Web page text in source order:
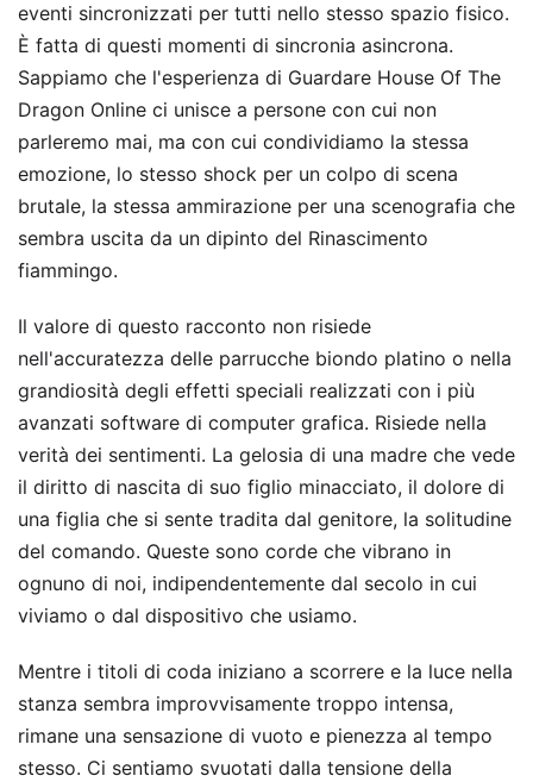
eventi sincronizzati per tutti nello stesso spazio fisico.
È fatta di questi momenti di sincronia asincrona.
Sappiamo che l'esperienza di Guardare House Of The
Dragon Online ci unisce a persone con cui non
parleremo mai, ma con cui condividiamo la stessa
emozione, lo stesso shock per un colpo di scena
brutale, la stessa ammirazione per una scenografia che
sembra uscita da un dipinto del Rinascimento
fiammingo.
Il valore di questo racconto non risiede
nell'accuratezza delle parrucche biondo platino o nella
grandiosità degli effetti speciali realizzati con i più
avanzati software di computer grafica. Risiede nella
verità dei sentimenti. La gelosia di una madre che vede
il diritto di nascita di suo figlio minacciato, il dolore di
una figlia che si sente tradita dal genitore, la solitudine
del comando. Queste sono corde che vibrano in
ognuno di noi, indipendentemente dal secolo in cui
viviamo o dal dispositivo che usiamo.
Mentre i titoli di coda iniziano a scorrere e la luce nella
stanza sembra improvvisamente troppo intensa,
rimane una sensazione di vuoto e pienezza al tempo
stesso. Ci sentiamo svuotati dalla tensione della